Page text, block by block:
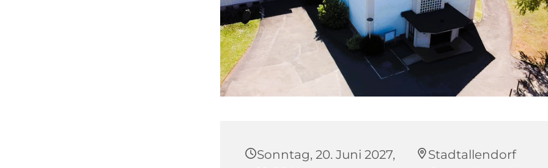
Sonntag, 20. Juni 2027,
Stadtallendorf